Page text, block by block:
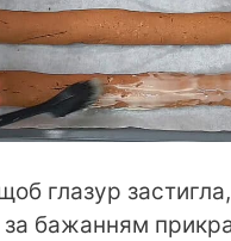
глазур застигла,
за бажанням